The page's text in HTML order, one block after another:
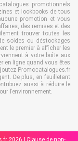
promotionnels
et lookbooks de tous
promotion et vous
des remises et des
trouver toutes les
soldes ou déstockages
le premier à afficher les
à votre boîte aux
en ligne quand vous êtes
Promocatalogues.fr
De plus, en feuilletant
aussi à réduire le
l’environnement.
2026 | Clause de non-